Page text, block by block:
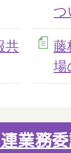
共
藤
場
業務